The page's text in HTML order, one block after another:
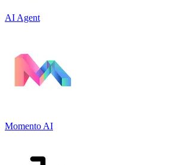
AI Agent
Momento AI